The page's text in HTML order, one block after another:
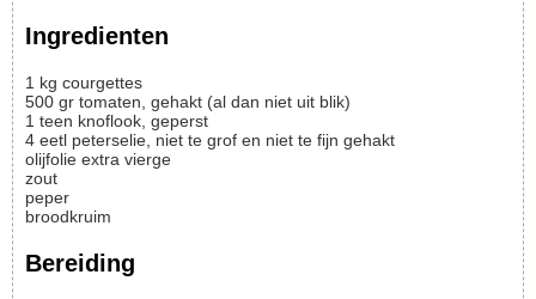
Ingredienten
1 kg courgettes
500 gr tomaten, gehakt (al dan niet uit blik)
1 teen knoflook, geperst
4 eetl peterselie, niet te grof en niet te fijn gehakt
olijfolie extra vierge
zout
peper
broodkruim
Bereiding